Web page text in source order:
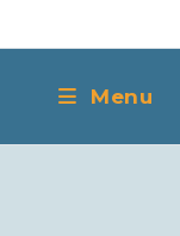
Menu